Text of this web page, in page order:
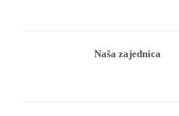
Naša zajednica